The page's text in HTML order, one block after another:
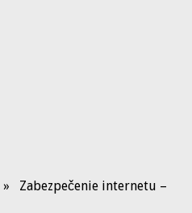
» Zabezpečenie internetu –